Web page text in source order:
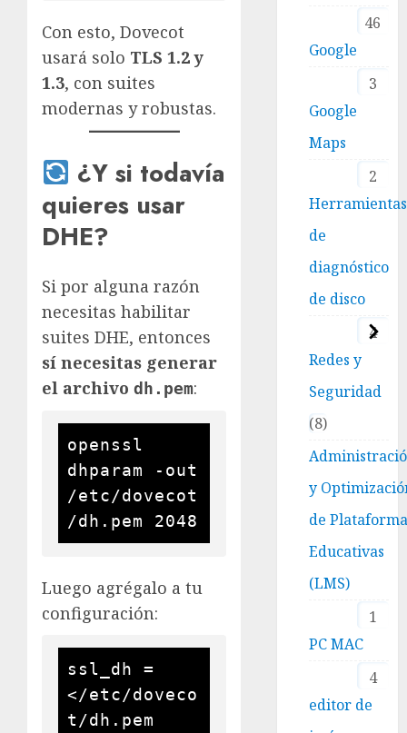
Con esto, Dovecot
usará solo TLS 1.2 y
1.3, con suites
modernas y robustas.
¿Y si todavía
quieres usar
DHE?
Si por alguna razón
necesitas habilitar
suites DHE, entonces
sí necesitas generar
el archivo dh.pem:
openssl
dhparam -out
/etc/dovecot
Luego agrégalo a tu
configuración:
ssl_dh =
</etc/doveco
46
Google
3
Google
Maps
2
Herramientas
de
diagnóstico
de disco
4
Redes y
Seguridad
8
y
de
Educativas
(LMS)
1
PC MAC
4
editor de